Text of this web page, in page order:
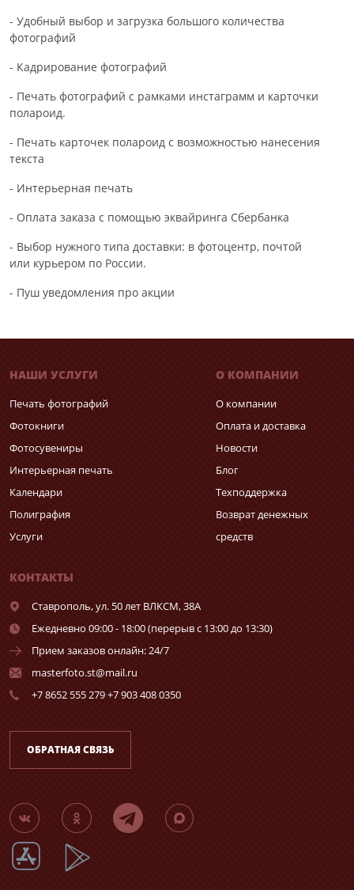
- Удобный выбор и загрузка большого количества
фотографий
- Кадрирование фотографий
- Печать фотографий с рамками инстаграмм и карточки
полароид.
- Печать карточек полароид с возможностью нанесения
текста
- Интерьерная печать
- Оплата заказа с помощью эквайринга Сбербанка
- Выбор нужного типа доставки: в фотоцентр, почтой
или курьером по России.
- Пуш уведомления про акции
НАШИ УСЛУГИ
Печать фотографий
Фотокниги
Фотосувениры
Интерьерная печать
Календари
Полиграфия
Услуги
О КОМПАНИИ
О компании
Оплата и доставка
Новости
Блог
Техподдержка
Возврат денежных
средств
КОНТАКТЫ
Ставрополь,ул. 50 лет ВЛКСМ, 38А
Ежедневно 09:00 - 18:00 (перерыв с 13:00 до 13:30)
Прием заказов онлайн: 24/7
masterfoto.st@mail.ru
+7 8652 555 279 +7 903 408 0350
ОБРАТНАЯ СВЯЗЬ